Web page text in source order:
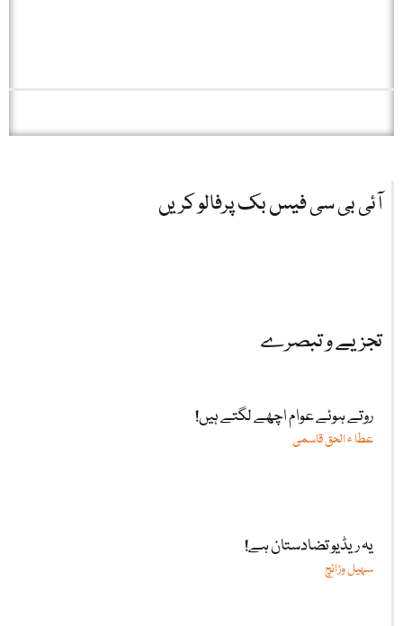
آئی بی سی فیس بک پرفالو کریں
تجزیے و تبصرے
روتے ہوئے عوام اچھے لگتے ہیں!
عطا ء الحق قاسمی
یہ ریڈیو تضادستان ہے!
سہیل وڑائچ